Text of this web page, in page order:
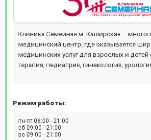
Клиника Семейная м. Каширская –
медицинский центр, где оказывается
медицинских услуг для взрослых и
терапия, педиатрия, гинекология,
терапия, дерматология, флебология,
физиотерапия и т.д. В отделении проводятся следующие
ЭКГ, эхокардиография, биопсия,
ректороманоскопия, суточное
Режим работы:
пн-пт 08:00 - 21:00
сб 09:00 - 21:00
вс 09:00 - 21:00